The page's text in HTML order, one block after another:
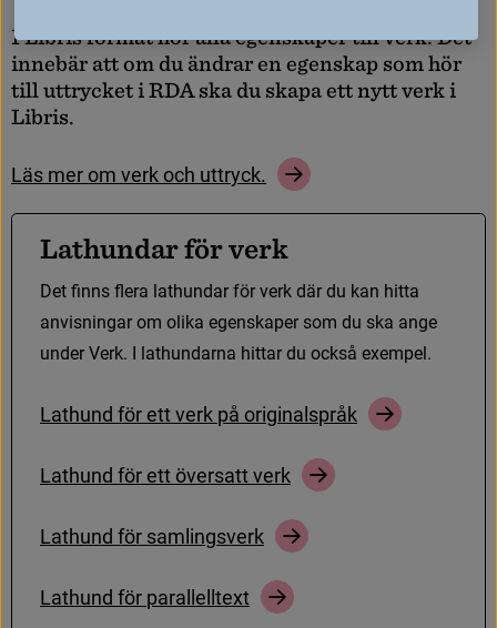
ILibrisformathörallaegenskapertillverk.Det
innebär attom du ändrarenegenskap somhör
tilluttrycketiRDA ska du skapaettnyttverki
Libris.
Läs mer om verk och uttryck.
Lathundarförverk
Det fnns fera lathundar för verk där du kan hitta
anvisningar om olika egenskaper som du ska ange
under Verk. I lathundarna hittar du också exempel.
Lathund för ettverk på originalspråk
Lathund för ett översattverk
Lathund för samlingsverk
Lathund för parallelltext